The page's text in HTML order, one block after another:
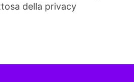
della privacy